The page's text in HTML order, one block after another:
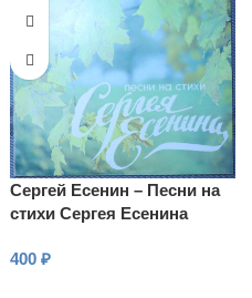
Сергей Есенин – Песни на
стихи Сергея Есенина
400 ₽